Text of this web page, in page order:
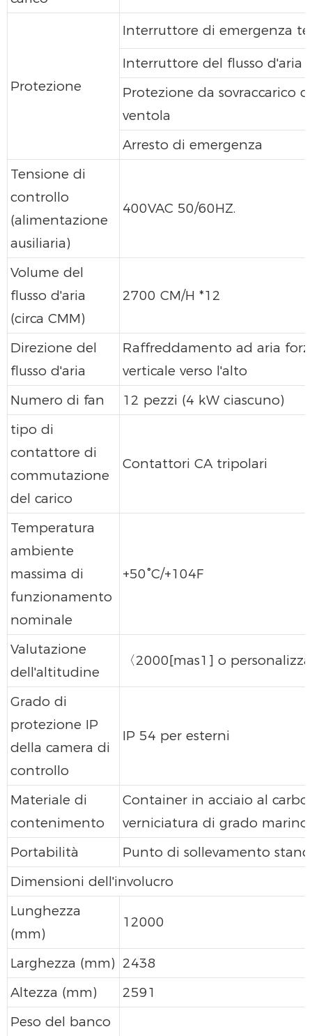
Protezione
Interruttore di emergenza
Interruttore del flusso d'aria
Protezione da sovraccarico
ventola
Arresto di emergenza
Tensione di
controllo
(alimentazione
ausiliaria)
400VAC 50/60HZ.
Volume del
flusso d'aria
(circa CMM)
2700 CM/H *12
Direzione del
flusso d'aria
Raffreddamento ad aria
verticale verso l'alto
Numero di fan
12 pezzi (4 kW ciascuno)
tipo di
contattore di
commutazione
del carico
Contattori CA tripolari
Temperatura
ambiente
massima di
funzionamento
nominale
+50°C/+104F
Valutazione
dell'altitudine
〈2000[mas1] o
Grado di
protezione IP
della camera di
controllo
IP 54 per esterni
Materiale di
contenimento
Container in acciaio al
verniciatura di grado marino.
Portabilità
Punto di sollevamento
Dimensioni dell'involucro
Lunghezza
(mm)
12000
Larghezza (mm) 2438
Altezza (mm)
2591
Peso del banco